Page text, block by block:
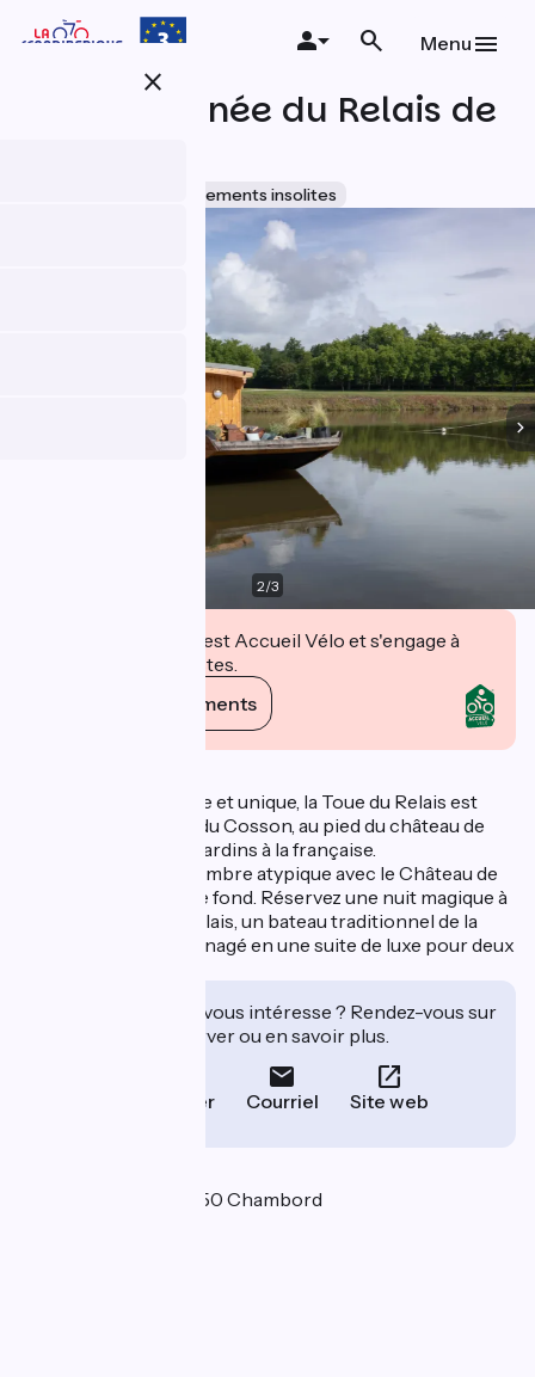
close
Menu
Toue Cabanée du Relais de
Hébergements insolites
2/3
Cet établissement est Accueil Vélo et s'engage à
accueillir des cyclistes.
Voir ses engagements
Hébergement insolite et unique, la Toue du Relais est
amarrée sur le canal du Cosson, au pied du château de
Chambord et de ses jardins à la française.
Découvrez notre chambre atypique avec le Château de
Chambord en toile de fond. Réservez une nuit magique à
bord de la Toue du Relais, un bateau traditionnel de la
Loire à fond plat, aménagé en une suite de luxe pour deux
Cet établissement vous intéresse ? Rendez-vous sur
leur site pour réserver ou en savoir plus.
Téléphoner Courriel Site web
Place Saint Louis 41250 Chambord